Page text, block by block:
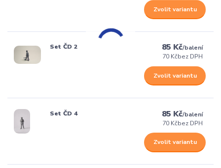
Zvolit variantu
Set ČD 2 85 Kč/balení
70 Kčbez DPH
Zvolit variantu
Set ČD 4 85 Kč/balení
70 Kčbez DPH
Zvolit variantu